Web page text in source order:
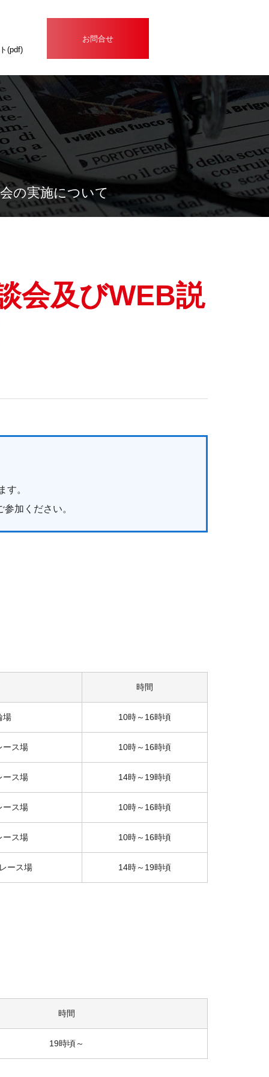
(pdf)
お問合せ
の実施について
会及びWEB説
す。
加ください。
時間
場 10時～16時頃
ース場 10時～16時頃
ース場 14時～19時頃
ース場 10時～16時頃
ース場 10時～16時頃
ース場 14時～19時頃
時間
19時頃～